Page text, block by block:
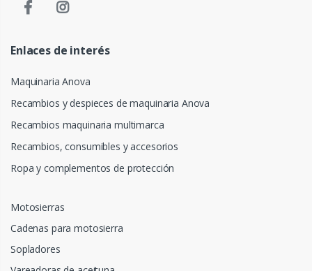
Enlaces de interés
Maquinaria Anova
Recambios y despieces de maquinaria Anova
Recambios maquinaria multimarca
Recambios, consumibles y accesorios
Ropa y complementos de protección
Motosierras
Cadenas para motosierra
Sopladores